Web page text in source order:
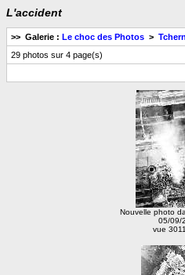
L'accident
>> Galerie : Le choc des Photos >
29 photos sur 4 page(s)
Nouvelle photo
05/09/
vue